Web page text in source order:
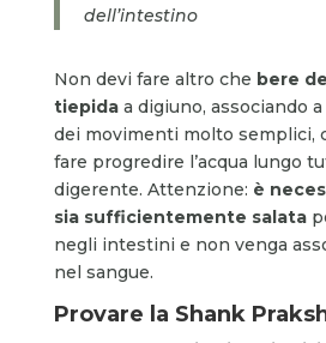
dell’intestino
Non devi fare altro che bere
tiepidaa digiuno, associando
dei movimenti molto semplici,
fare progredire l’acqua lungo
digerente. Attenzione: è
sia sufficientemente salata
negli intestini e non venga
nel sangue.
Provare la Shank